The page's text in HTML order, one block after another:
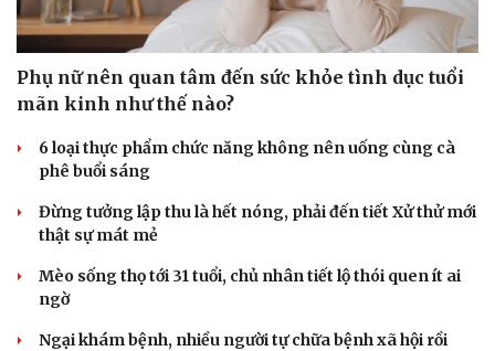
Phụ nữ nên quan tâm đến sức khỏe tình dục tuổi
mãn kinh như thế nào?
6 loại thực phẩm chức năng không nên uống cùng cà
phê buổi sáng
Đừng tưởng lập thu là hết nóng, phải đến tiết Xử thử mới
thật sự mát mẻ
Mèo sống thọ tới 31 tuổi, chủ nhân tiết lộ thói quen ít ai
ngờ
Ngại khám bệnh, nhiều người tự chữa bệnh xã hội rồi